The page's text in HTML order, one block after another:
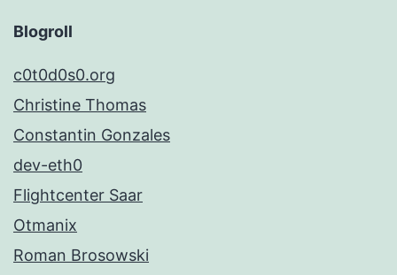
Blogroll
c0t0d0s0.org
Christine Thomas
Constantin Gonzales
dev-eth0
Flightcenter Saar
Otmanix
Roman Brosowski